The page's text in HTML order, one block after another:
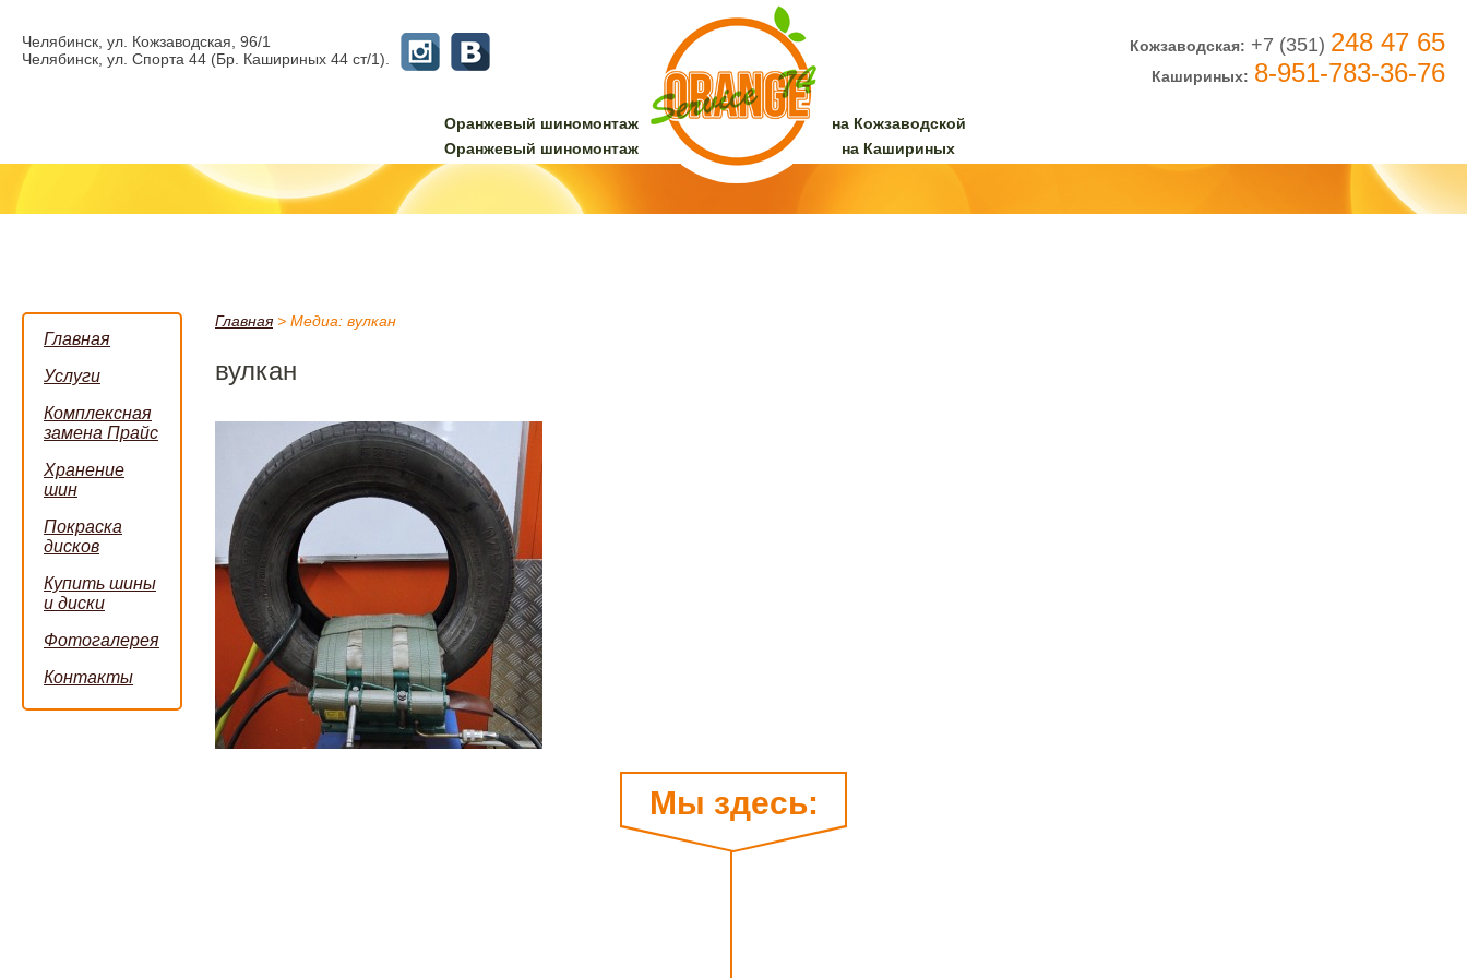
Челябинск, ул. Кожзаводская, 96/1
Челябинск, ул. Спорта 44 (Бр. Кашириных 44 ст/1).
Оранжевый шиномонтаж
Оранжевый шиномонтаж
на Кожзаводской
на Кашириных
Кожзаводская: +7 (351) 248 47 65
Кашириных: 8-951-783-36-76
Главная
Услуги
Комплексная
замена Прайс
Хранение
шин
Покраска
дисков
Купить шины
и диски
Фотогалерея
Контакты
Главная> Медиа: вулкан
вулкан
Мы здесь: